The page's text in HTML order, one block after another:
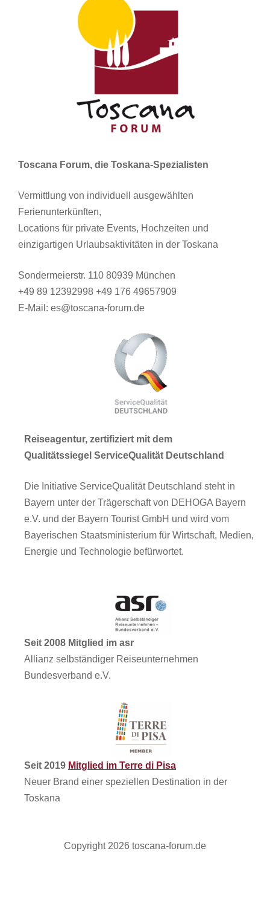
Toscana Forum, die Toskana-Spezialisten
Vermittlung von individuell ausgewählten
Ferienunterkünften,
Locations für private Events, Hochzeiten und
einzigartigen Urlaubsaktivitäten in der Toskana
Sondermeierstr. 110 80939 München
+49 89 12392998 +49 176 49657909
E-Mail: es@toscana-forum.de
Reiseagentur, zertifiziert mit dem
Qualitätssiegel ServiceQualität Deutschland
Die Initiative ServiceQualität Deutschland steht in
Bayern unter der Trägerschaft von DEHOGA Bayern
e.V. und der Bayern Tourist GmbH und wird vom
Bayerischen Staatsministerium für Wirtschaft, Medien,
Energie und Technologie befürwortet.
Seit 2008 Mitglied im asr
Allianz selbständiger Reiseunternehmen
Bundesverband e.V.
Seit 2019 Mitglied im Terre di Pisa
Neuer Brand einer speziellen Destination in der
Toskana
Copyright 2026 toscana-forum.de